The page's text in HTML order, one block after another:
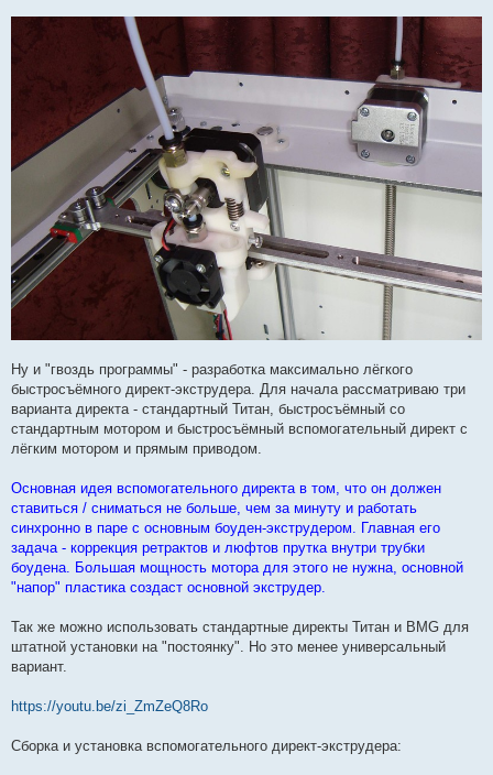
Ну и "гвоздь программы" - разработка максимально лёгкого
быстросъёмного директ-экструдера. Для начала рассматриваю три
варианта директа - стандартный Титан, быстросъёмный со
стандартным мотором и быстросъёмный вспомогательный директ с
лёгким мотором и прямым приводом.
Основная идея вспомогательного директа в том, что он должен
ставиться / сниматься не больше, чем за минуту и работать
синхронно в паре с основным боуден-экструдером. Главная его
задача - коррекция ретрактов и люфтов прутка внутри трубки
боудена. Большая мощность мотора для этого не нужна, основной
"напор" пластика создаст основной экструдер.
Так же можно использовать стандартные директы Титан и BMG для
штатной установки на "постоянку". Но это менее универсальный
вариант.
https://youtu.be/zi_ZmZeQ8Ro
Сборка и установка вспомогательного директ-экструдера: